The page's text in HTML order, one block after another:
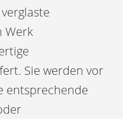
Werk
Sie werden vor
entsprechende